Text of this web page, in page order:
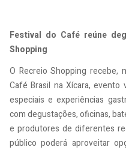
Festival do Café reúne
Shopping
O Recreio Shopping recebe,
Café Brasil na Xícara,
especiais e experiências
com degustações, oficinas,
e produtores de diferentes
público poderá aproveitar